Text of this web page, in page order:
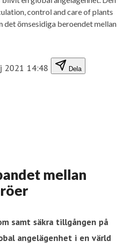
control and care of plants
det ömsesidiga beroendet mellan
2021 14:48 Dela
mellan
samt säkra tillgången på
angelägenhet i en värld